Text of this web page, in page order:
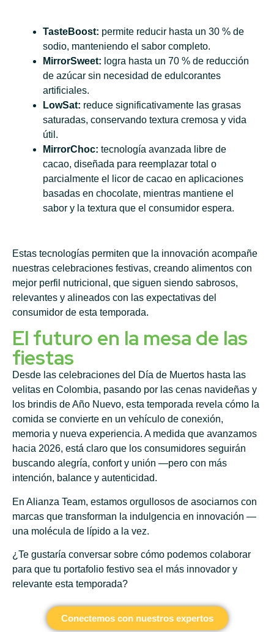
TasteBoost: permite reducir hasta un 30 % de
sodio, manteniendo el sabor completo.
MirrorSweet: logra hasta un 70 % de reducción
de azúcar sin necesidad de edulcorantes
artificiales.
LowSat: reduce significativamente las grasas
saturadas, conservando textura cremosa y vida
útil.
MirrorChoc: tecnología avanzada libre de
cacao, diseñada para reemplazar total o
parcialmente el licor de cacao en aplicaciones
basadas en chocolate, mientras mantiene el
sabor y la textura que el consumidor espera.
Estas tecnologías permiten que la innovación acompañe
nuestras celebraciones festivas, creando alimentos con
mejor perfil nutricional, que siguen siendo sabrosos,
relevantes y alineados con las expectativas del
consumidor de esta temporada.
El futuro en la mesa de las
fiestas
Desde las celebraciones del Día de Muertos hasta las
velitas en Colombia, pasando por las cenas navideñas y
los brindis de Año Nuevo, esta temporada revela cómo la
comida se convierte en un vehículo de conexión,
memoria y nueva experiencia. A medida que avanzamos
hacia 2026, está claro que los consumidores seguirán
buscando alegría, confort y unión —pero con más
intención, balance y autenticidad.
En Alianza Team, estamos orgullosos de asociarnos con
marcas que transforman la indulgencia en innovación —
una molécula de lípido a la vez.
¿Te gustaría conversar sobre cómo podemos colaborar
para que tu portafolio festivo sea el más innovador y
relevante esta temporada?
Conectemos con nuestros expertos